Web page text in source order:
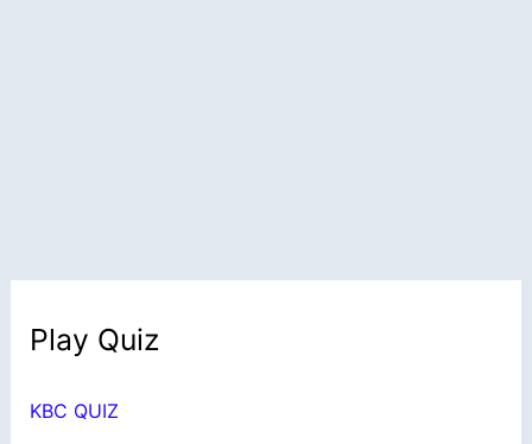
Play Quiz
KBC QUIZ